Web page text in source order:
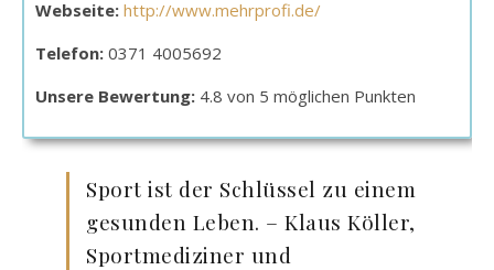
Webseite: http://www.mehrprofi.de/
Telefon: 0371 4005692
Unsere Bewertung: 4.8 von 5 möglichen Punkten
Sport ist der Schlüssel zu einem
gesunden Leben. – Klaus Köller,
Sportmediziner und